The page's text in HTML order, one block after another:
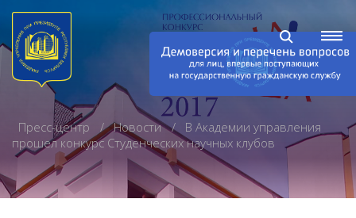
Пресс-центр Новости
В Академии управления
прошел конкурс Студенческих научных клубов